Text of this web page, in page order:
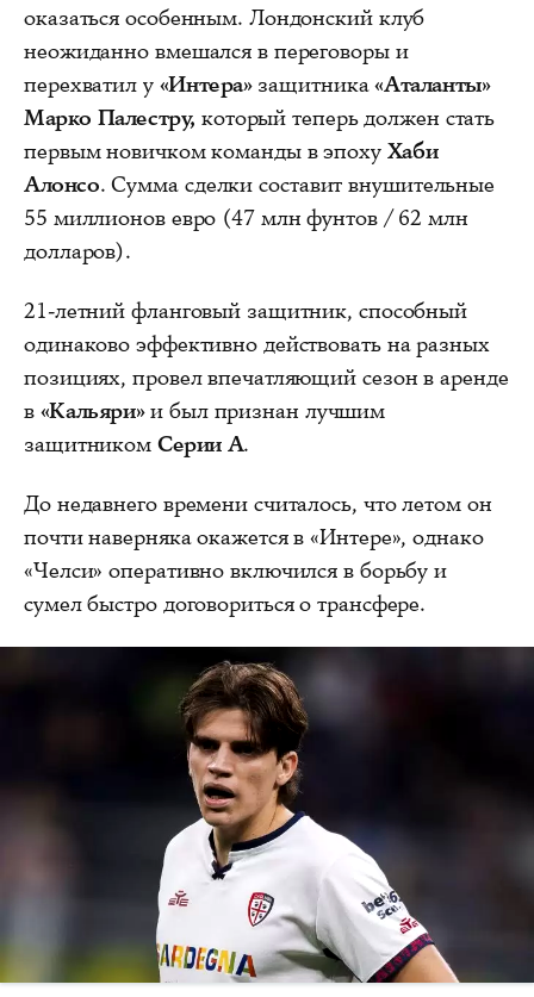
оказаться особенным. Лондонский клуб
неожиданно вмешался в переговоры и
перехватил у «Интера»защитника«Аталанты»
Марко Палестру, который теперь должен стать
первым новичком команды в эпоху Хаби
Алонсо. Сумма сделки составит внушительные
55 миллионов евро (47 млн фунтов / 62 млн
долларов).
21-летний фланговый защитник, способный
одинаково эффективно действовать на разных
позициях, провел впечатляющий сезон в аренде
в «Кальяри»и был признан лучшим
защитником Серии А.
До недавнего времени считалось, что летом он
почти наверняка окажется в «Интере», однако
«Челси» оперативно включился в борьбу и
сумел быстро договориться о трансфере.